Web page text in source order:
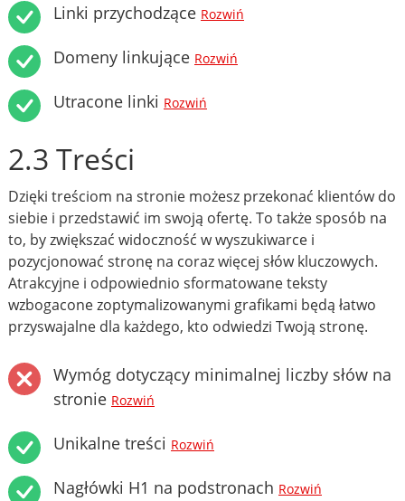
Linki przychodzące Rozwiń
Domeny linkujące Rozwiń
Utracone linki Rozwiń
2.3 Treści
Dzięki treściom na stronie możesz przekonać klientów do
siebie i przedstawić im swoją ofertę. To także sposób na
to, by zwiększać widoczność w wyszukiwarce i
pozycjonować stronę na coraz więcej słów kluczowych.
Atrakcyjne i odpowiednio sformatowane teksty
wzbogacone zoptymalizowanymi grafikami będą łatwo
przyswajalne dla każdego, kto odwiedzi Twoją stronę.
Wymóg dotyczący minimalnej liczby słów na
stronie Rozwiń
Unikalne treści Rozwiń
Nagłówki H1 na podstronach Rozwiń